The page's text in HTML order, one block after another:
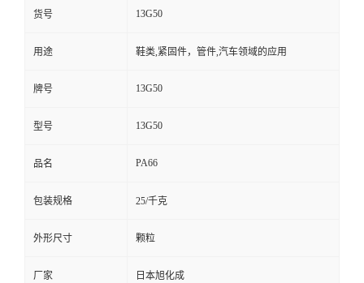
货号 13G50
用途 鞋类,紧固件，管件,汽车领域的应用
牌号 13G50
型号 13G50
品名 PA66
包装规格 25/千克
外形尺寸 颗粒
厂家 日本旭化成